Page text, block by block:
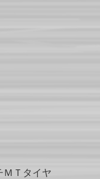
ＭＴタイヤ